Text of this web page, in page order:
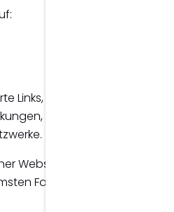
Links,
Website langfristig
Fall zu Rankingverlusten